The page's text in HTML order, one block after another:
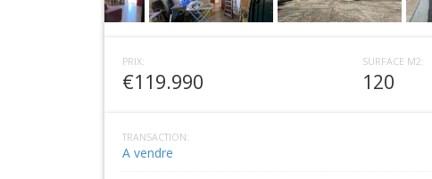
PRIX:
€119.990
SURFACE M2:
120
TRANSACTION:
A vendre